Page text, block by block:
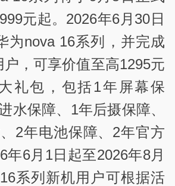
元起。2026年6月30日
为nova 16系列，并完成
，可享价值至高1295元
礼包，包括1年屏幕保
水保障、1年后摄保障、
2年电池保障、2年官方
年6月1日起至2026年8月
系列新机用户可根据活